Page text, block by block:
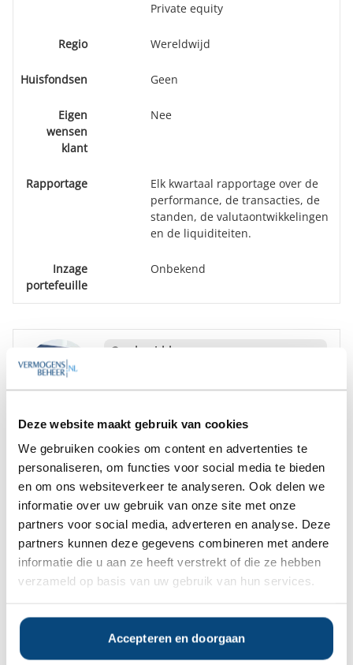
Deze website maakt gebruik van cookies
We gebruiken cookies om content en advertenties te
personaliseren, om functies voor social media te bieden
en om ons websiteverkeer te analyseren. Ook delen we
informatie over uw gebruik van onze site met onze
partners voor social media, adverteren en analyse. Deze
partners kunnen deze gegevens combineren met andere
informatie die u aan ze heeft verstrekt of die ze hebben
verzameld op basis van uw gebruik van hun services.
Accepteren en doorgaan
Private equity
Regio Wereldwijd
Huisfondsen Geen
Eigen
wensen
klant
Nee
Rapportage
Elk kwartaal rapportage over de
performance, de transacties, de
standen, de valutaontwikkelingen
en de liquiditeiten.
Inzage
portefeuille
Onbekend
Goedemiddag,
Bent u hier mogelijk in geïnteresseerd?
Nee
Ja
Op zoek naar de beste
vermogensbeheerder?
Bent u op zoek naar de voor u beste
vermogensbeheerder?
SelectieRapport aan. Per e-mail ontvangt u
een selectie van goede vermogensbeheerders die het
beste passen bij uw persoonlijke situatie, wensen en